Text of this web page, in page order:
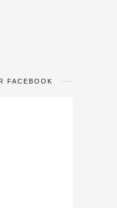
FACEBOOK